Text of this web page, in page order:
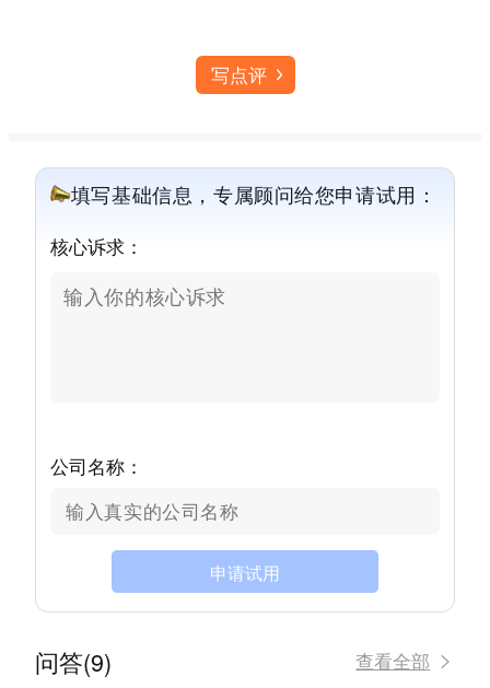
写点评
填写基础信息，专属顾问给您申请试用：
核心诉求：
公司名称：
申请试用
问答(9) 查看全部